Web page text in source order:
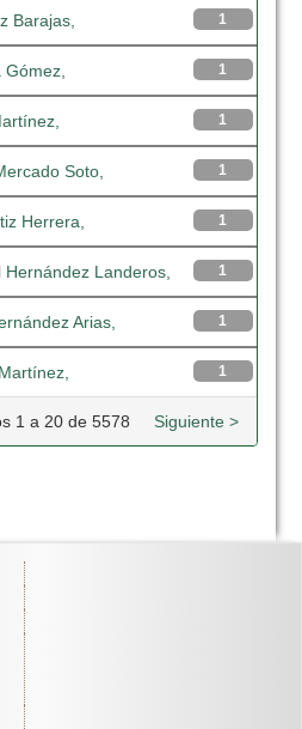
Barajas, 1
1
1
Soto, 1
Herrera, 1
Landeros, 1
Arias, 1
1
1 a 20 de 5578 Siguiente >